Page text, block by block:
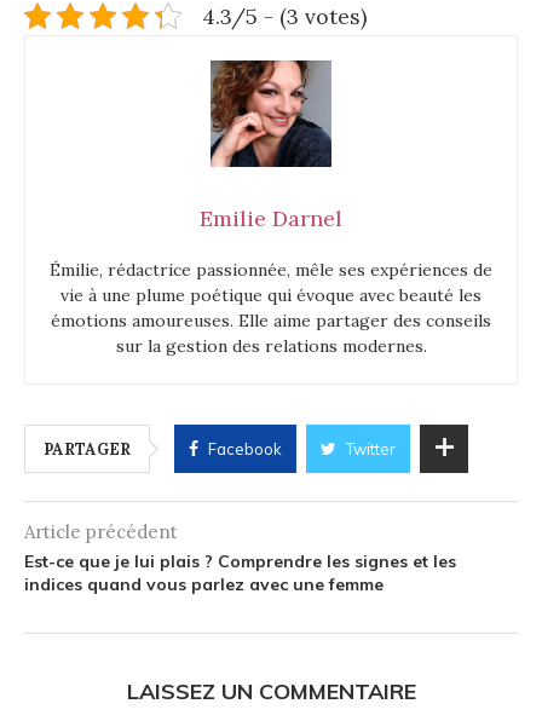
4.3/5 - (3 votes)
Emilie Darnel
Émilie, rédactrice passionnée, mêle ses expériences de
vie à une plume poétique qui évoque avec beauté les
émotions amoureuses. Elle aime partager des conseils
sur la gestion des relations modernes.
PARTAGER Facebook Twitter
Article précédent
Est-ce que je lui plais ? Comprendre les signes et les
indices quand vous parlez avec une femme
LAISSEZ UN COMMENTAIRE